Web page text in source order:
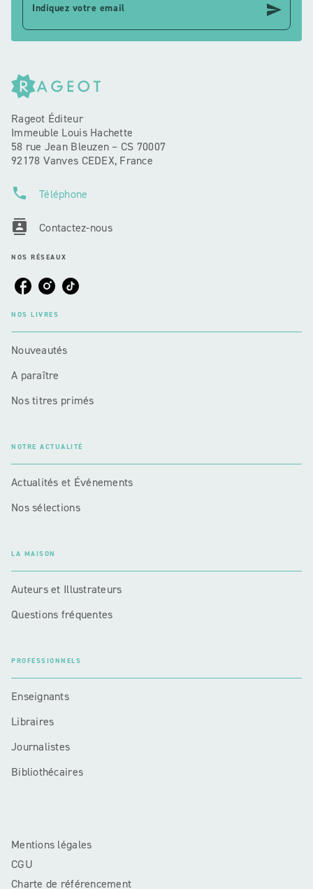
Indiquez votre email send
Rageot Éditeur
Immeuble Louis Hachette
58 rue Jean Bleuzen – CS 70007
92178 Vanves CEDEX, France
phone Téléphone
contacts Contactez-nous
NOS RÉSEAUX
NOS LIVRES
Nouveautés
A paraître
Nos titres primés
NOTRE ACTUALITÉ
Actualités et Événements
Nos sélections
LA MAISON
Auteurs et Illustrateurs
Questions fréquentes
PROFESSIONNELS
Enseignants
Libraires
Journalistes
Bibliothécaires
Mentions légales
CGU
Charte de référencement